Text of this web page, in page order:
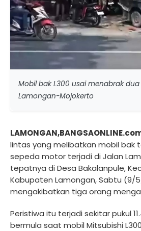
Mobil bak L300 usai menabrak
Lamongan-Mojokerto
lintas yang melibatkan mobil bak
sepeda motor terjadi di Jalan
tepatnya di Desa Bakalanpule,
Kabupaten Lamongan, Sabtu (9/
mengakibatkan tiga orang
Peristiwa itu terjadi sekitar pukul
bermula saat mobil Mitsubishi